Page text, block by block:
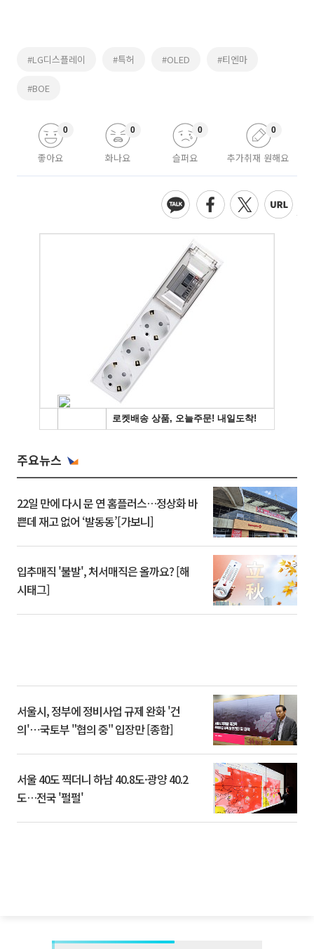
#LG디스플레이 #특허 #OLED #티엔마
#BOE
좋아요
0
화나요
0
슬퍼요
0
추가취재 원해요
0
주요뉴스
22일 만에 다시 문 연 홈플러스…정상화 바
쁜데 재고 없어 ‘발동동’[가보니]
입추매직 '불발', 처서매직은 올까요? [해
시태그]
서울시, 정부에 정비사업 규제 완화 '건
의'⋯국토부 "협의 중" 입장만 [종합]
서울 40도 찍더니 하남 40.8도·광양 40.2
도…전국 '펄펄'